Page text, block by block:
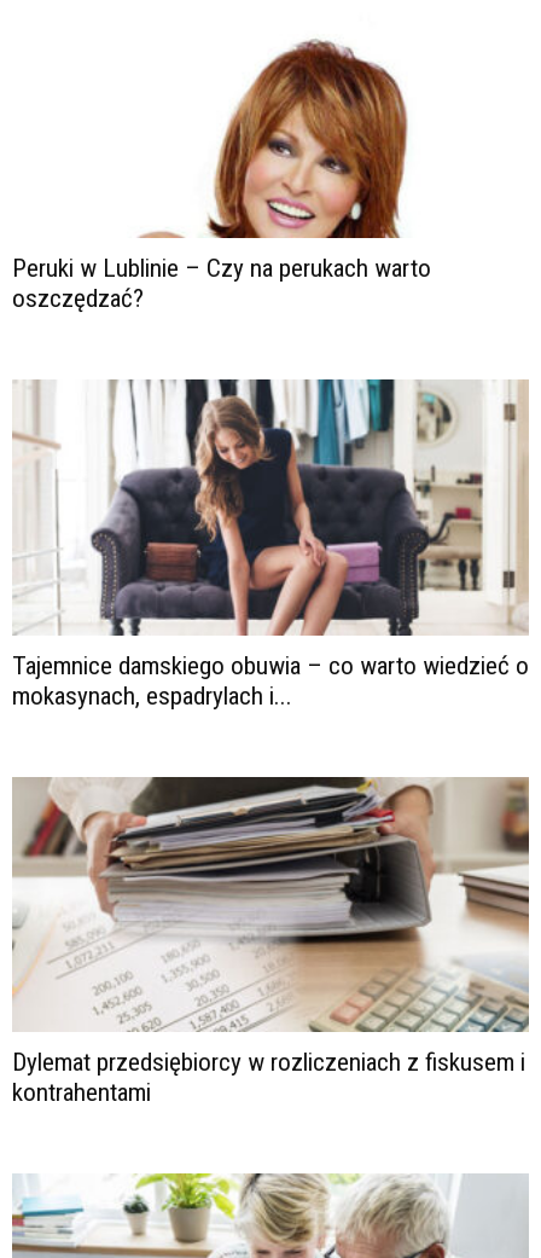
Peruki w Lublinie – Czy na perukach warto
oszczędzać?
Tajemnice damskiego obuwia – co warto wiedzieć o
mokasynach, espadrylach i...
Dylemat przedsiębiorcy w rozliczeniach z fiskusem i
kontrahentami